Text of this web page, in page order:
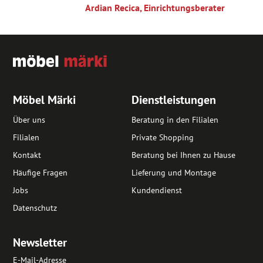
Ardian Recica, Einrichtungsberater
Möbel Märki
Über uns
Filialen
Kontakt
Häufige Fragen
Jobs
Datenschutz
Dienstleistungen
Beratung in den Filialen
Private Shopping
Beratung bei Ihnen zu Hause
Lieferung und Montage
Kundendienst
Newsletter
E-Mail-Adresse